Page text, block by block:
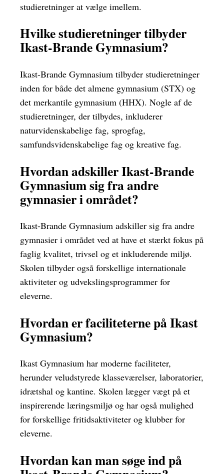
studieretninger at vælge imellem.
Hvilke studieretninger tilbyder
Ikast-Brande Gymnasium?
Ikast-Brande Gymnasium tilbyder studieretninger
inden for både det almene gymnasium (STX) og
det merkantile gymnasium (HHX). Nogle af de
studieretninger, der tilbydes, inkluderer
naturvidenskabelige fag, sprogfag,
samfundsvidenskabelige fag og kreative fag.
Hvordan adskiller Ikast-Brande
Gymnasium sig fra andre
gymnasier i området?
Ikast-Brande Gymnasium adskiller sig fra andre
gymnasier i området ved at have et stærkt fokus på
faglig kvalitet, trivsel og et inkluderende miljø.
Skolen tilbyder også forskellige internationale
aktiviteter og udvekslingsprogrammer for
eleverne.
Hvordan er faciliteterne på Ikast
Gymnasium?
Ikast Gymnasium har moderne faciliteter,
herunder veludstyrede klasseværelser, laboratorier,
idrætshal og kantine. Skolen lægger vægt på et
inspirerende læringsmiljø og har også mulighed
for forskellige fritidsaktiviteter og klubber for
eleverne.
Hvordan kan man søge ind på